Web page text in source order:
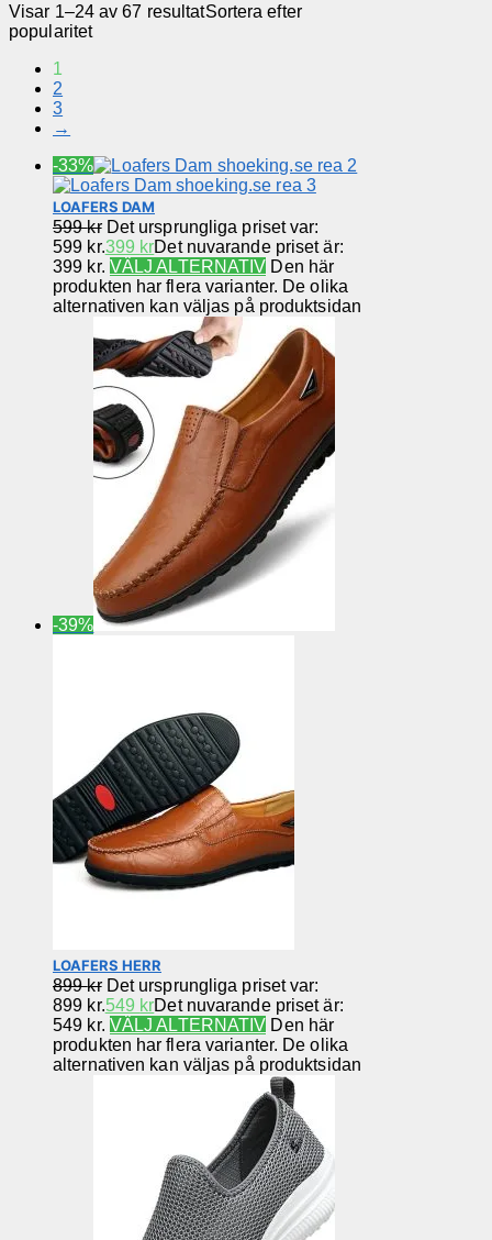
Visar 1–24 av 67 resultatSortera efter
popularitet
1
2
3
→
-33%
LOAFERS DAM
599kr Det ursprungliga priset var:
599 kr.399 krDet nuvarande priset är:
399 kr. VÄLJ ALTERNATIV Den här
produkten har flera varianter. De olika
alternativen kan väljas på produktsidan
-39%
LOAFERS HERR
899kr Det ursprungliga priset var:
899 kr.549 krDet nuvarande priset är:
549 kr. VÄLJ ALTERNATIV Den här
produkten har flera varianter. De olika
alternativen kan väljas på produktsidan